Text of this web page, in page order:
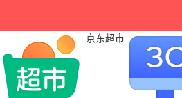
京东超市